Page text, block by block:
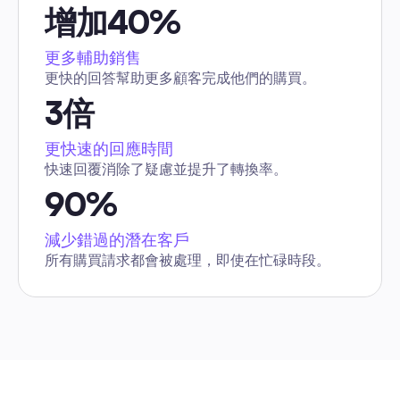
增加40%
更多輔助銷售
更快的回答幫助更多顧客完成他們的購買。
3倍
更快速的回應時間
快速回覆消除了疑慮並提升了轉換率。
90%
減少錯過的潛在客戶
所有購買請求都會被處理，即使在忙碌時段。